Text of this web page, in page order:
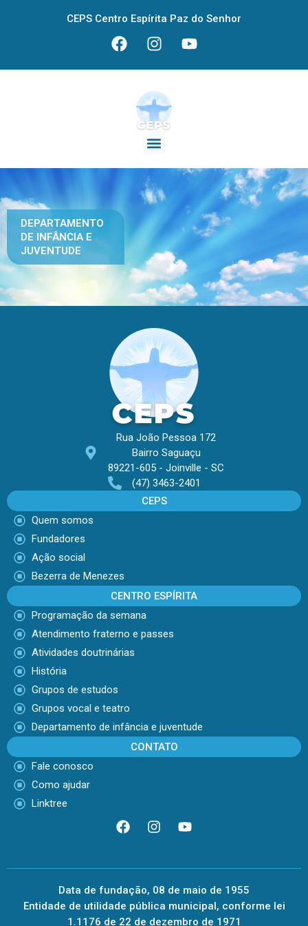
CEPS Centro Espírita Paz do Senhor
DEPARTAMENTO
DE INFÂNCIA E
JUVENTUDE
Rua João Pessoa 172
Bairro Saguaçu
89221-605 - Joinville - SC
(47) 3463-2401
CEPS
Quem somos
Fundadores
Ação social
Bezerra de Menezes
CENTRO ESPÍRITA
Programação da semana
Atendimento fraterno e passes
Atividades doutrinárias
História
Grupos de estudos
Grupos vocal e teatro
Departamento de infância e juventude
CONTATO
Fale conosco
Como ajudar
Linktree
Data de fundação, 08 de maio de 1955
Entidade de utilidade pública municipal, conforme lei
1.1176 de 22 de dezembro de 1971